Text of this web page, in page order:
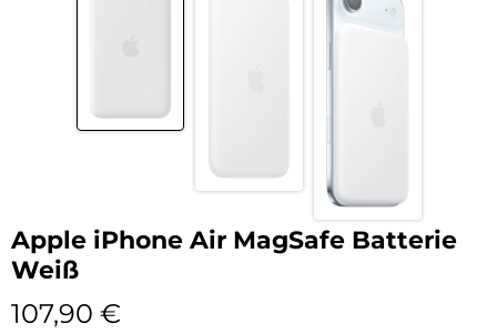
Apple iPhone Air MagSafe Batterie
Weiß
107,90 €